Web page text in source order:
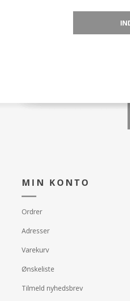
MIN KONTO
Ordrer
Adresser
Varekurv
Ønskeliste
Tilmeld nyhedsbrev